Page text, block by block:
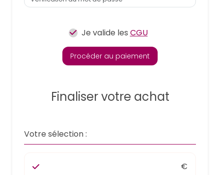
Je valide les CGU
Procéder au paiement
Finaliser votre achat
Votre sélection :
€